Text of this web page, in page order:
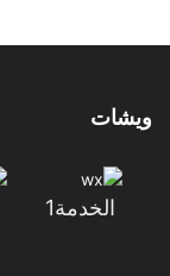
ويشات
الخدمة1